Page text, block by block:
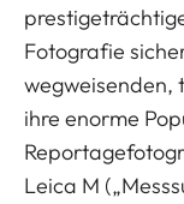
Fotografie
wegweisenden,
ihre enorme
Leica M